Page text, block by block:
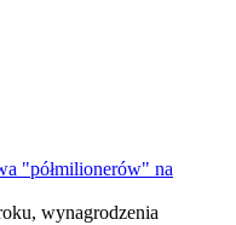
"półmilionerów" na
wynagrodzenia